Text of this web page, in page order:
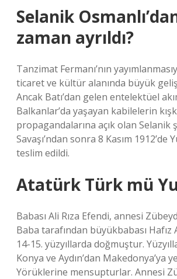
Selanik
zaman ayrıldı?
Tanzimat Fermanı’nın
ticaret ve kültür alanında büyük
Ancak Batı’dan gelen entelektüel
Balkanlar’da yaşayan kabilelerin
propagandalarına açık olan Selanik
Savaşı’ndan sonra 8 Kasım 1912’de
teslim edildi.
Atatürk Türk mü
Babası Ali Rıza Efendi, annesi
Baba tarafından büyükbabası Hafız
14-15. yüzyıllarda doğmuştur.
Konya ve Aydın’dan Makedonya’ya
Yörüklerine mensupturlar. Annesi